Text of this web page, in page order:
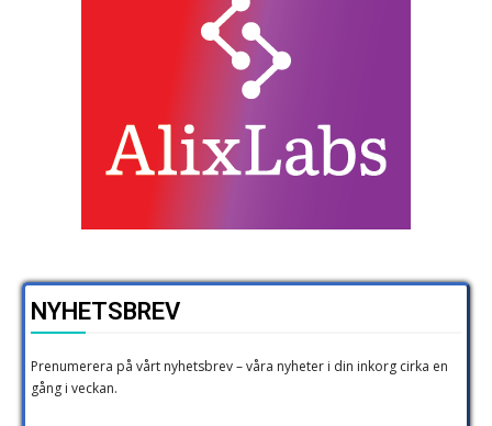
NYHETSBREV
Prenumerera på vårt nyhetsbrev – våra nyheter i din inkorg cirka en
gång i veckan.